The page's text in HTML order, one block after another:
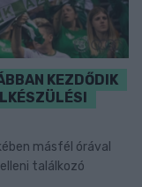
KEZDŐDIK
másfél órával
találkozó